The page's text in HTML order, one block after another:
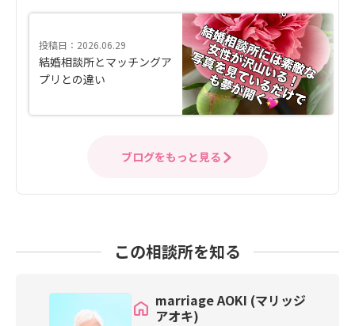
投稿日：2026.06.29
結婚相談所とマッチングア
プリとの違い
ブログをもっと見る
この相談所を知る
marriage AOKI (マリッジ
アオキ)